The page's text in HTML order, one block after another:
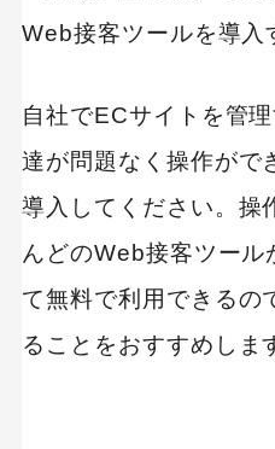
Web接客ツールを導入
自社でECサイトを管
達が問題なく操作がで
導入してください。操
んどのWeb接客ツール
て無料で利用できるの
ることをおすすめしま